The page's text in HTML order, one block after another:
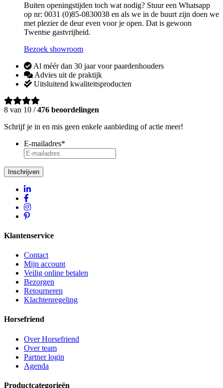
Buiten openingstijden toch wat nodig? Stuur een Whatsapp
op nr: 0031 (0)85-0830038 en als we in de buurt zijn doen we
met plezier de deur even voor je open. Dat is gewoon
Twentse gastvrijheid.
Bezoek showroom
Al méér dan 30 jaar voor paardenhouders
Advies uit de praktijk
Uitsluitend kwaliteitsproducten
8 van 10 /476 beoordelingen
Schrijf je in en mis geen enkele aanbieding of actie meer!
E-mailadres*
Inschrijven
Klantenservice
Contact
Mijn account
Veilig online betalen
Bezorgen
Retourneren
Klachtenregeling
Horsefriend
Over Horsefriend
Over team
Partner login
Agenda
Productcategorieën